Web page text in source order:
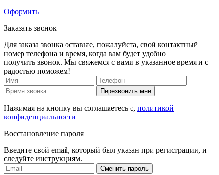
Оформить
Заказать звонок
Для заказа звонка оставьте, пожалуйста, свой контактный
номер телефона и время, когда вам будет удобно
получить звонок. Мы свяжемся с вами в указанное время и с
радостью поможем!
Перезвонить мне
Нажимая на кнопку вы соглашаетесь с, политикой
конфиденциальности
Восстановление пароля
Введите свой email, который был указан при регистрации, и
следуйте инструкциям.
Сменить пароль